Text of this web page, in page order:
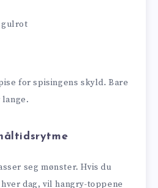
gulrot
for spisingens skyld. Bare
seg mønster. Hvis du
dag, vil hangry-toppene